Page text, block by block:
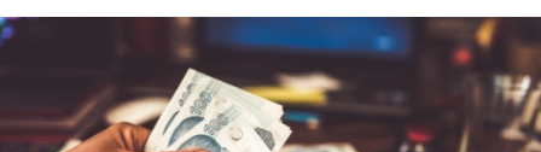
WhatsApp İhbar
Hattı
TERCİH ROBOTU